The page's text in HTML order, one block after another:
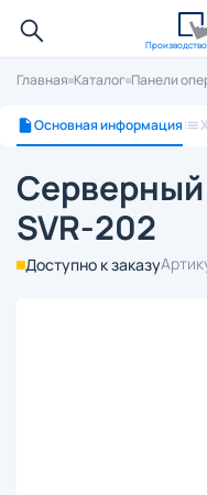
Главная Каталог Панели
Основная информация
SVR-202
Доступно к заказу